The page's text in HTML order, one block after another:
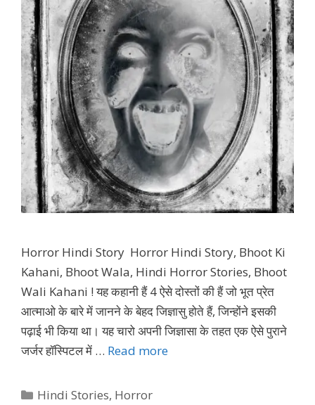
Horror Hindi Story Horror Hindi Story, Bhoot Ki
Kahani, Bhoot Wala, Hindi Horror Stories, Bhoot
Wali Kahani ! यह कहानी हैं 4 ऐसे दोस्तों की हैं जो भूत प्रेत
आत्माओ के बारे में जानने के बेहद जिज्ञासु होते हैं, जिन्होंने इसकी
पढ़ाई भी किया था। यह चारो अपनी जिज्ञासा के तहत एक ऐसे पुराने
जर्जर हॉस्पिटल में … Read more
Categories
Hindi Stories, Horror